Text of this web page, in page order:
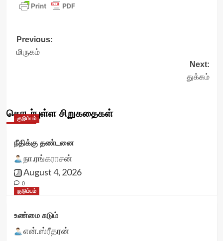
Post
navigation
Previous:
மிருகம்
Next:
துக்கம்
தொடர்புள்ள சிறுகதைகள்
குடும்பம்
நீதிக்கு தண்டனை
நா.ரங்கராசன்
August 4, 2026
0
குடும்பம்
உண்மை சுடும்
என்.ஸ்ரீதரன்